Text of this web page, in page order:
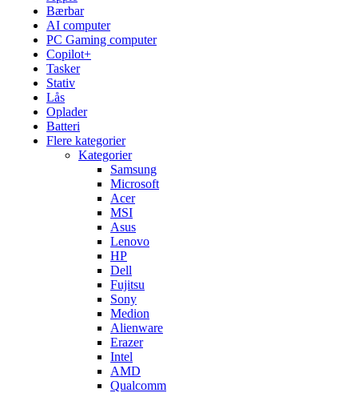
Bærbar
AI computer
PC Gaming computer
Copilot+
Tasker
Stativ
Lås
Oplader
Batteri
Flere kategorier
Kategorier
Samsung
Microsoft
Acer
MSI
Asus
Lenovo
HP
Dell
Fujitsu
Sony
Medion
Alienware
Erazer
Intel
AMD
Qualcomm